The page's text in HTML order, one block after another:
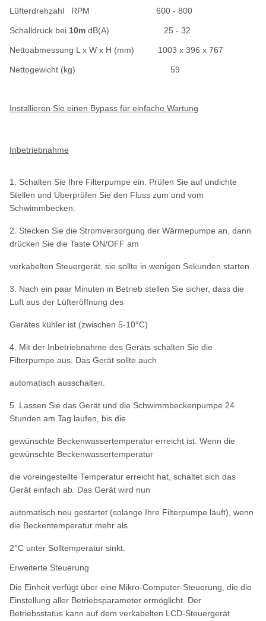
Lüfterdrehzahl RPM 600 - 800
Schalldruck bei 10m dB(A) 25 - 32
Nettoabmessung L x W x H (mm) 1003 x 396 x 767
Nettogewicht (kg) 59
Installieren Sie einen Bypass für einfache Wartung
Inbetriebnahme
1. Schalten Sie Ihre Filterpumpe ein. Prüfen Sie auf undichte
Stellen und Überprüfen Sie den Fluss zum und vom
Schwimmbecken.
2. Stecken Sie die Stromversorgung der Wärmepumpe an, dann
drücken Sie die Taste ON/OFF am
verkabelten Steuergerät, sie sollte in wenigen Sekunden starten.
3. Nach ein paar Minuten in Betrieb stellen Sie sicher, dass die
Luft aus der Lüfteröffnung des
Gerätes kühler ist (zwischen 5-10°C)
4. Mit der Inbetriebnahme des Geräts schalten Sie die
Filterpumpe aus. Das Gerät sollte auch
automatisch ausschalten.
5. Lassen Sie das Gerät und die Schwimmbeckenpumpe 24
Stunden am Tag laufen, bis die
gewünschte Beckenwassertemperatur erreicht ist. Wenn die
gewünschte Beckenwassertemperatur
die voreingestellte Temperatur erreicht hat, schaltet sich das
Gerät einfach ab. Das Gerät wird nun
automatisch neu gestartet (solange Ihre Filterpumpe läuft), wenn
die Beckentemperatur mehr als
2°C unter Solltemperatur sinkt.
Erweiterte Steuerung
Die Einheit verfügt über eine Mikro-Computer-Steuerung, die die
Einstellung aller Betriebsparameter ermöglicht. Der
Betriebsstatus kann auf dem verkabelten LCD-Steuergerät